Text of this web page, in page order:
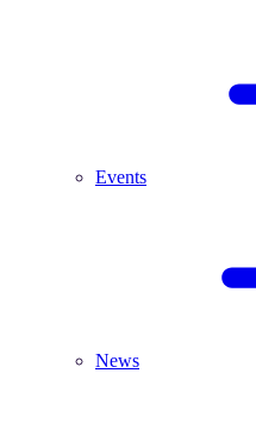
Events
News